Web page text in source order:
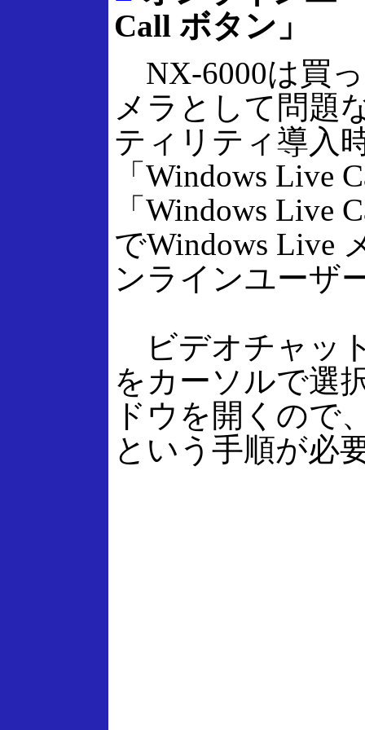
Call ボタン」
NX-6000は買
メラとして問題
ティリティ導入
「Windows Live
「Windows Live
でWindows Live
ンラインユーザ
ビデオチャッ
をカーソルで選
ドウを開くので
という手順が必